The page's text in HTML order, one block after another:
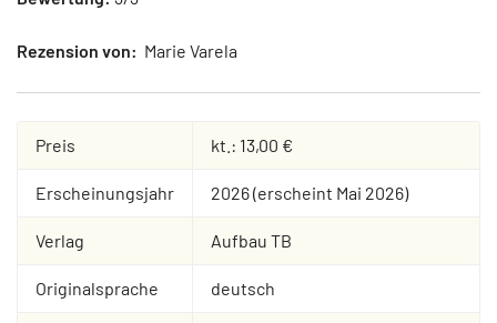
Rezension von: Marie Varela
Preis kt.: 13,00 €
Erscheinungsjahr 2026 (erscheint Mai 2026)
Verlag Aufbau TB
Originalsprache deutsch